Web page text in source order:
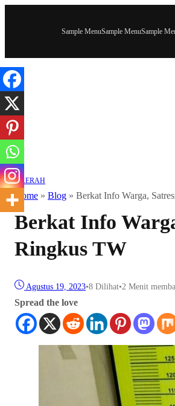
Sample MenuSample MenuSample
DAERAH
Home » Blog » Berkat Info Warga,
Berkat Info
Ringkus TW
Agustus 19, 2023•8 Dilihat•2 Menit
Spread the love